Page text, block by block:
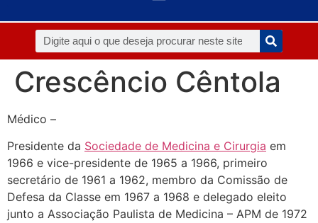
Crescêncio Cêntola
Médico –
Presidente da Sociedade de Medicina e Cirurgia em
1966 e vice-presidente de 1965 a 1966, primeiro
secretário de 1961 a 1962, membro da Comissão de
Defesa da Classe em 1967 a 1968 e delegado eleito
junto a Associação Paulista de Medicina – APM de 1972